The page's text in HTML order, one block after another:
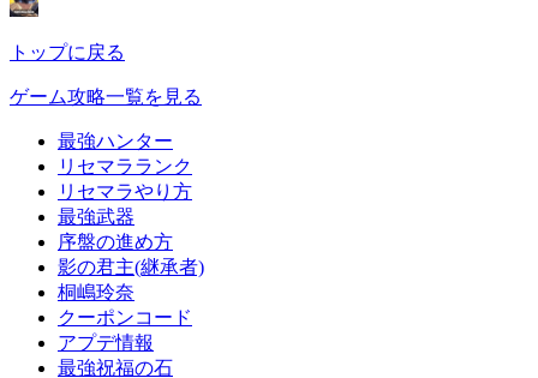
トップに戻る
ゲーム攻略一覧を見る
最強ハンター
リセマラランク
リセマラやり方
最強武器
序盤の進め方
影の君主(継承者)
桐嶋玲奈
クーポンコード
アプデ情報
最強祝福の石